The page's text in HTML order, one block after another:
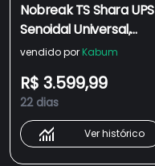
Nobreak TS Shara UPS
Senoidal Universal,
3200VA, 2 Baterias
Automática, Senoidal,
Indicador LED, USB -
4450
vendido por Kabum
R$ 3.599,99
22 dias
Ver histórico